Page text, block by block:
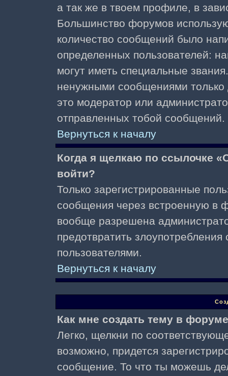
а так же в твоем профиле, в
Большинство форумов
количество сообщений было
определенных пользователей:
могут иметь специальные
ненужными сообщениями только
это модератор или
отправленных тобой сообщений.
Вернуться к началу
Когда я щелкаю по ссылочке
войти?
Только зарегистрированные
сообщения через встроенную в
вообще разрешена
предотвратить
пользователями.
Вернуться к началу
Как мне создать тему в
Легко, щелкни по
возможно, придется
сообщение. То что ты можешь